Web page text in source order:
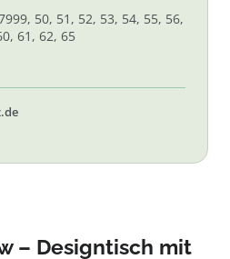
50, 51, 52, 53, 54, 55, 56,
61, 62, 65
– Designtisch mit